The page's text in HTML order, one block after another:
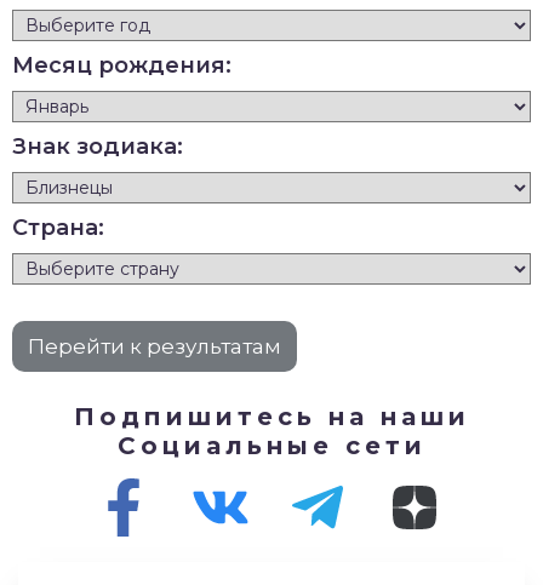
Месяц рождения:
Знак зодиака:
Страна:
Подпишитесь на наши
Социальные сети